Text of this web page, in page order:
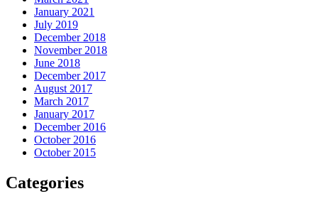
January 2021
July 2019
December 2018
November 2018
June 2018
December 2017
August 2017
March 2017
January 2017
December 2016
October 2016
October 2015
Categories